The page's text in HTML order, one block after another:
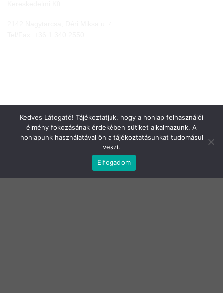
Péntek: 8-15 óráig
Szombat és Vasárnap: zárva
Kedves Látogató! Tájékoztatjuk, hogy a honlap felhasználói
élmény fokozásának érdekében sütiket alkalmazunk. A
honlapunk használatával ön a tájékoztatásunkat tudomásul
veszi.
Elfogadom